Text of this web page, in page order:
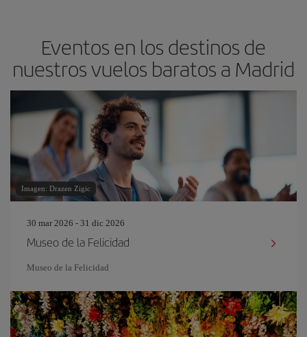
Eventos en los destinos de
nuestros vuelos baratos a Madrid
Imagen: Drazen Zigic
30 mar 2026 - 31 dic 2026
Museo de la Felicidad
Museo de la Felicidad